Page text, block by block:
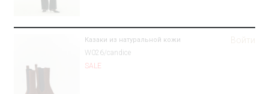
Казаки из натуральной кожи
W026/candice
SALE
Войти